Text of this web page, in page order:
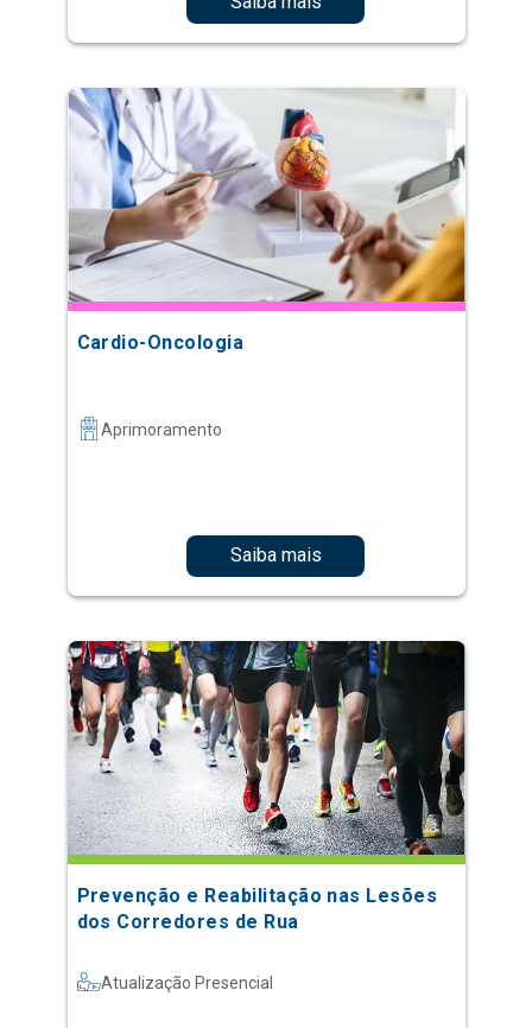
Cardio-Oncologia
Aprimoramento
Saiba mais
Prevenção e Reabilitação nas Lesões
dos Corredores de Rua
Atualização Presencial